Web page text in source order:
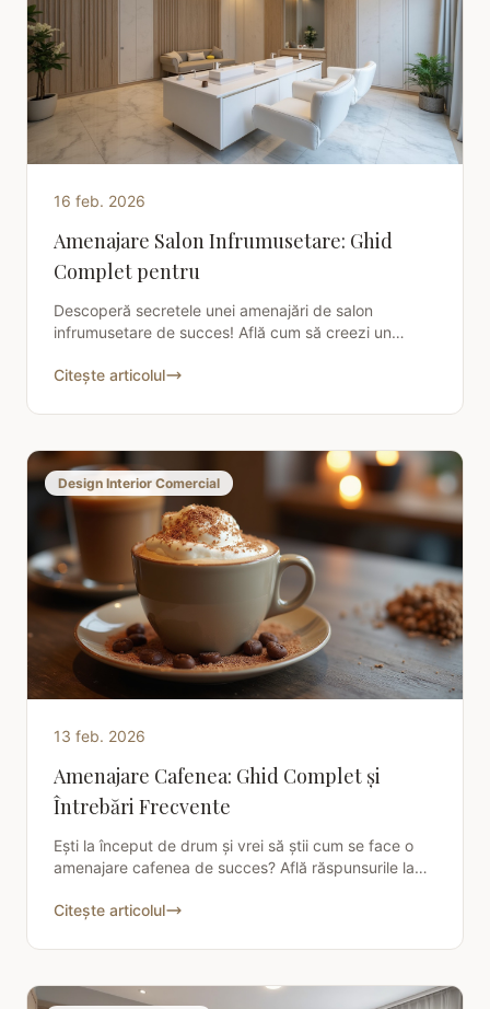
16 feb. 2026
Amenajare Salon Infrumusetare: Ghid
Complet pentru
Descoperă secretele unei amenajări de salon
infrumusetare de succes! Află cum să creezi un
ghidul Charisma
Citește articolul
Design Interior Comercial
13 feb. 2026
Amenajare Cafenea: Ghid Complet și
Întrebări Frecvente
Ești la început de drum și vrei să știi cum se face o
amenajare cafenea de succes? Află răspunsurile la
Citește articolul